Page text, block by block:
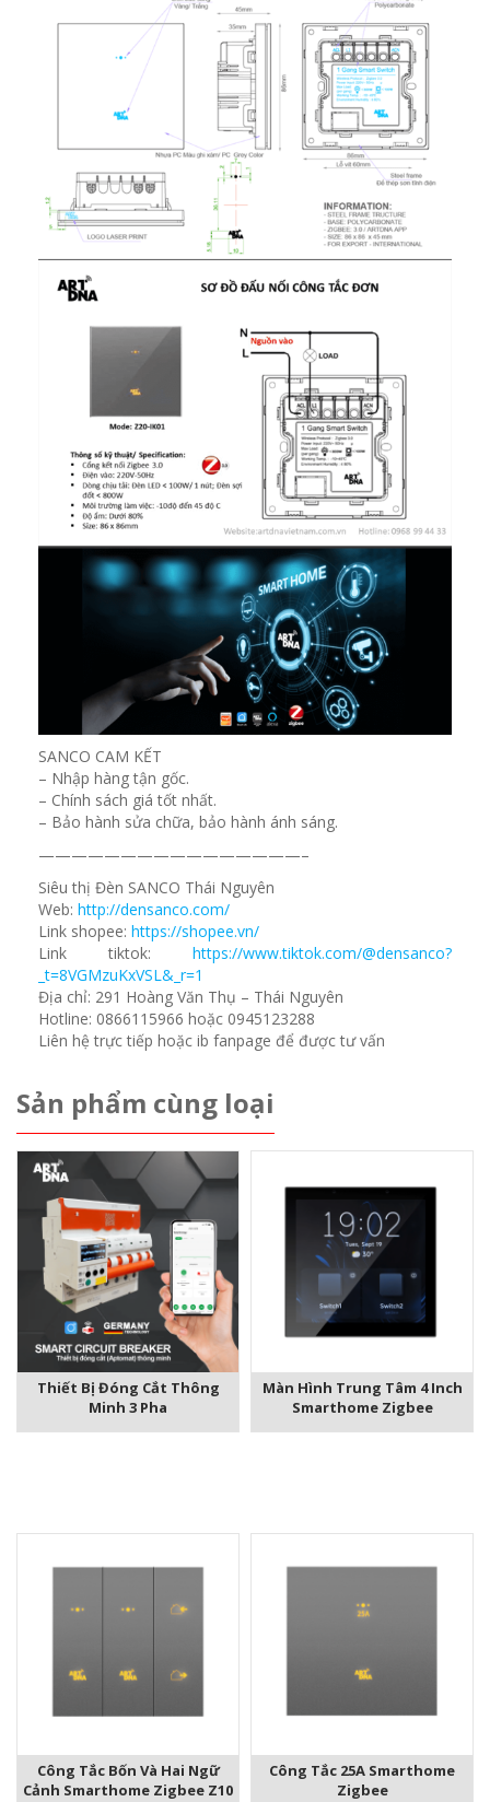
SANCO CAM KẾT
– Nhập hàng tận gốc.
– Chính sách giá tốt nhất.
– Bảo hành sửa chữa, bảo hành ánh sáng.
————————————————–
Siêu thị Đèn SANCO Thái Nguyên
Web: http://densanco.com/
Link shopee: https://shopee.vn/
Link tiktok: https://www.tiktok.com/@densanco?
_t=8VGMzuKxVSL&_r=1
Địa chỉ: 291 Hoàng Văn Thụ – Thái Nguyên
Hotline: 0866115966 hoặc 0945123288
Liên hệ trực tiếp hoặc ib fanpage để được tư vấn
Sản phẩm cùng loại
Thiết Bị Đóng Cắt Thông
Minh 3 Pha
Màn Hình Trung Tâm 4 Inch
Smarthome Zigbee
Công Tắc Bốn Và Hai Ngữ
Cảnh Smarthome Zigbee Z10
Công Tắc 25A Smarthome
Zigbee